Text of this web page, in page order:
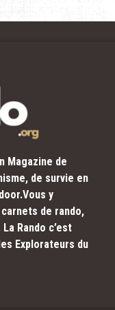
Magazine de
de survie en
y
de rando,
Rando c’est
Explorateurs du